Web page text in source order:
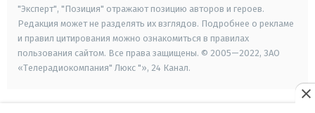
"Эксперт", "Позиция" отражают позицию авторов и героев.
Редакция может не разделять их взглядов. Подробнее о рекламе
и правил цитирования можно ознакомиться в правилах
пользования сайтом. Все права защищены. © 2005—2022, ЗАО
«Телерадиокомпания" Люкс "», 24 Канал.